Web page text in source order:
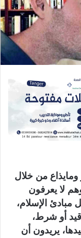
ومايذاع من خلال
لا يعرفون
مبادئ الإسلام،
قيد أو شرط،
يريدون أن